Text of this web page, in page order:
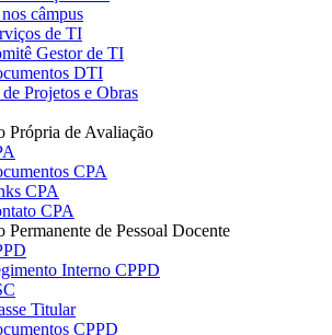
câmpus
de TI
Gestor de TI
DTI
Projetos e Obras
Própria de Avaliação
CPA
CPA
CPA
Permanente de Pessoal Docente
Interno CPPD
Titular
CPPD